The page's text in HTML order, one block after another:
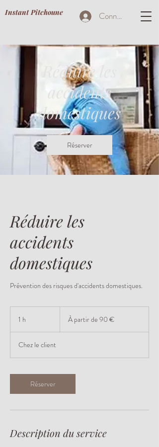
Instant Pitchoune Connexion
Réduire les
accidents
domestiques
Réserver
Réduire les
accidents
domestiques
Prévention des risques d'accidents domestiques.
1 h
partir
euros
À partir de 90 €
Chez le client
Réserver
Description du service